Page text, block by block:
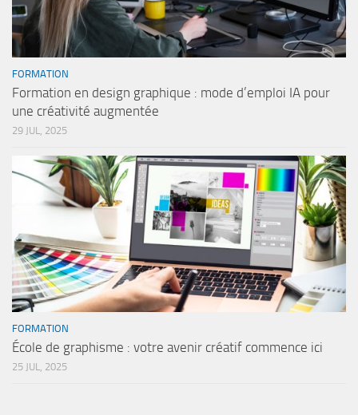
FORMATION
Formation en design graphique : mode d’emploi IA pour
une créativité augmentée
29 JUL, 2025
FORMATION
École de graphisme : votre avenir créatif commence ici
25 JUL, 2025